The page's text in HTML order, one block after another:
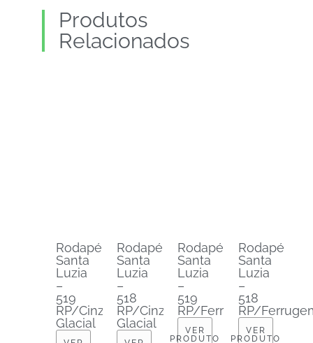
Produtos
Relacionados
Rodapé
Santa
Luzia
–
519
RP/Cinza
Glacial
Rodapé
Santa
Luzia
–
518
RP/Cinza
Glacial
Rodapé
Santa
Luzia
–
519
RP/Ferrugem
VER
PRODUTO
Rodapé
Santa
Luzia
–
518
RP/
VER
PRODUTO